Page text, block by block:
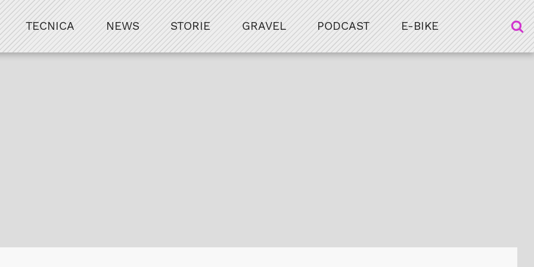
TECNICA NEWS STORIE GRAVEL PODCAST E-BIKE